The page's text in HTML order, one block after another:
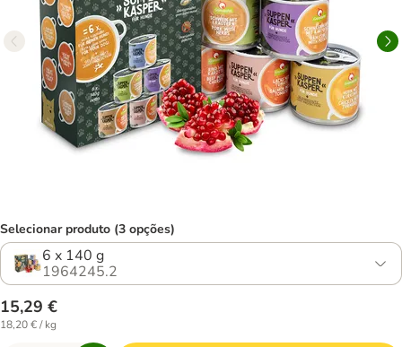
Selecionar produto (3 opções)
6 x 140 g
1964245.2
15,29 €
18,20 € / kg